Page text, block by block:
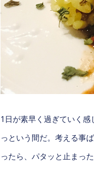
1日が素早く過ぎていく
っという間だ。考える事
ったら、パタッと止まっ